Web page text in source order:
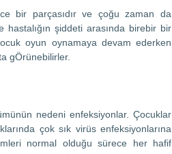
bir parçasıdır ve çoğu zaman da
şiddeti arasında birebir bir
oyun oynamaya devam ederken
gÖrünebilirler.
nedeni enfeksiyonlar. Çocuklar
çok sık virüs enfeksiyonlarına
normal olduğu sürece her hafif